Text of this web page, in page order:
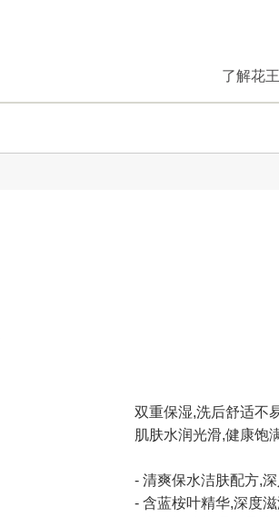
了解花王
双重保湿,洗后舒适不
肌肤水润光滑,健康饱
- 清爽保水洁肤配方,
- 含蓝桉叶精华,深度